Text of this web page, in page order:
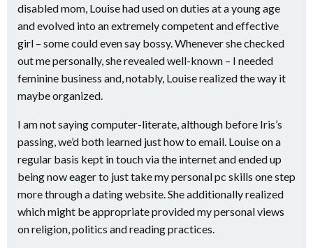
disabled mom, Louise had used on duties at a young age
and evolved into an extremely competent and effective
girl – some could even say bossy. Whenever she checked
out me personally, she revealed well-known – I needed
feminine business and, notably, Louise realized the way it
maybe organized.
I am not saying computer-literate, although before Iris’s
passing, we’d both learned just how to email. Louise on a
regular basis kept in touch via the internet and ended up
being now eager to just take my personal pc skills one step
more through a dating website. She additionally realized
which might be appropriate provided my personal views
on religion, politics and reading practices.